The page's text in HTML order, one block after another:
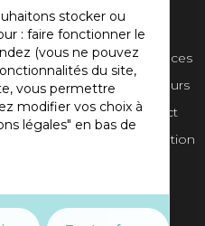
stocker ou
: faire fonctionner le
(vous ne pouvez
du site,
vous permettre
modifier vos choix à
légales" en bas de
Annonces
Concours
Contact
Inscription